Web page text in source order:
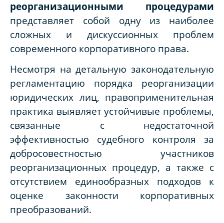
реорганизационными процедурами
представляет собой одну из наиболее
сложных и дискуссионных проблем
современного корпоративного права.
Несмотря на детальную законодательную
регламентацию порядка реорганизации
юридических лиц, правоприменительная
практика выявляет устойчивые проблемы,
связанные с недостаточной
эффективностью судебного контроля за
добросовестностью участников
реорганизационных процедур, а также с
отсутствием единообразных подходов к
оценке законности корпоративных
преобразований.